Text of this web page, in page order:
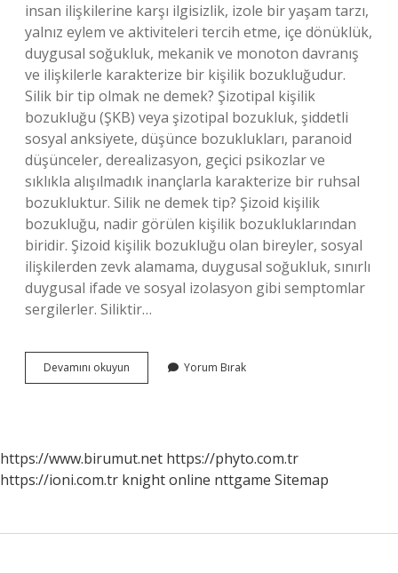
insan ilişkilerine karşı ilgisizlik, izole bir yaşam tarzı,
yalnız eylem ve aktiviteleri tercih etme, içe dönüklük,
duygusal soğukluk, mekanik ve monoton davranış
ve ilişkilerle karakterize bir kişilik bozukluğudur.
Silik bir tip olmak ne demek? Şizotipal kişilik
bozukluğu (ŞKB) veya şizotipal bozukluk, şiddetli
sosyal anksiyete, düşünce bozuklukları, paranoid
düşünceler, derealizasyon, geçici psikozlar ve
sıklıkla alışılmadık inançlarla karakterize bir ruhsal
bozukluktur. Silik ne demek tip? Şizoid kişilik
bozukluğu, nadir görülen kişilik bozukluklarından
biridir. Şizoid kişilik bozukluğu olan bireyler, sosyal
ilişkilerden zevk alamama, duygusal soğukluk, sınırlı
duygusal ifade ve sosyal izolasyon gibi semptomlar
sergilerler. Siliktir…
Devamını okuyun
Kişi
Yorum Bırak
https://www.birumut.net https://phyto.com.tr
https://ioni.com.tr knight online nttgame Sitemap